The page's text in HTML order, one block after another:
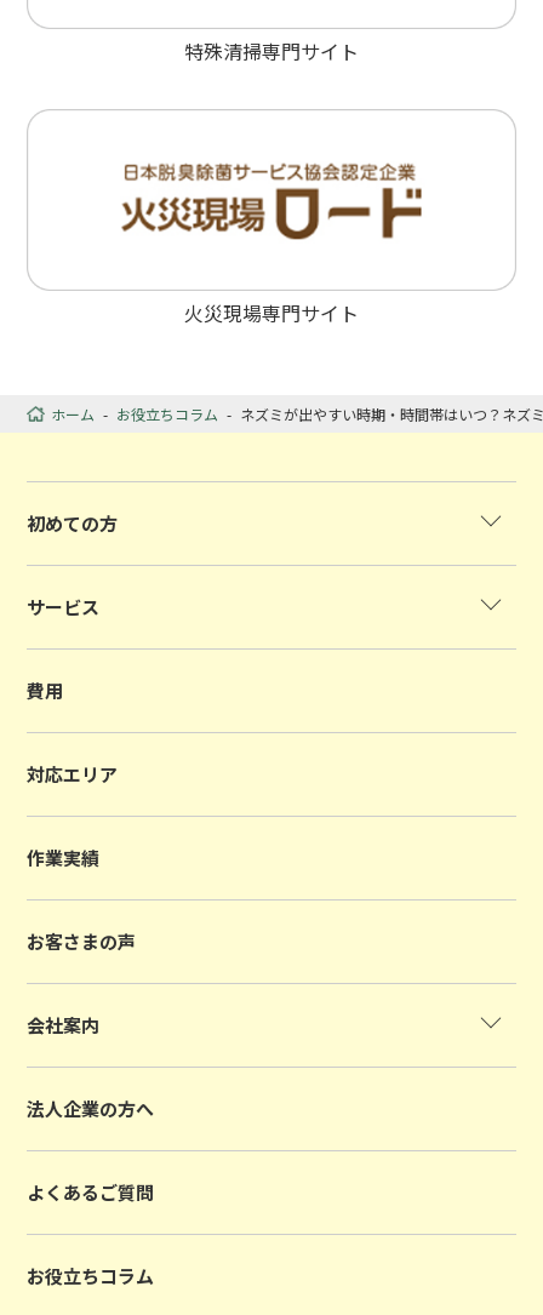
特殊清掃専門サイト
火災現場専門サイト
ホーム - お役立ちコラム - ネズミが出やすい時期・時間帯はいつ？ネズ
初めての方
サービス
費用
対応エリア
作業実績
お客さまの声
会社案内
法人企業の方へ
よくあるご質問
お役立ちコラム